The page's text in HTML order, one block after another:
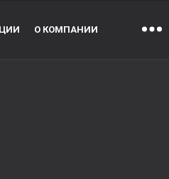
О КОМПАНИИ